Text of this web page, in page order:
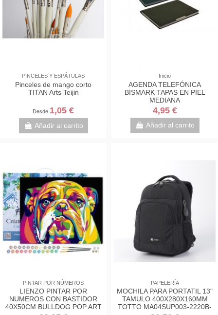
PINCELES Y ESPÁTULAS
Pinceles de mango corto
TITAN Arts Teijin
Desde 1,05 €
Añadir al carrito
Inicio
AGENDA TELEFÓNICA
BISMARK TAPAS EN PIEL
MEDIANA
4,95 €
Añadir al carrito
PINTAR POR NÚMEROS
LIENZO PINTAR POR
NUMEROS CON BASTIDOR
40X50CM BULLDOG POP ART
PAPELERÍA
MOCHILA PARA PORTATIL 13"
TAMULO 400X280X160MM
TOTTO MA04SUP003-2220B-